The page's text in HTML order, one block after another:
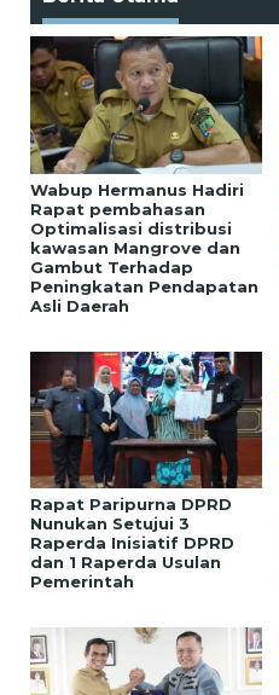
Wabup Hermanus Hadiri
Rapat pembahasan
Optimalisasi distribusi
kawasan Mangrove dan
Gambut Terhadap
Peningkatan Pendapatan
Asli Daerah
Rapat Paripurna DPRD
Nunukan Setujui 3
Raperda Inisiatif DPRD
dan 1 Raperda Usulan
Pemerintah